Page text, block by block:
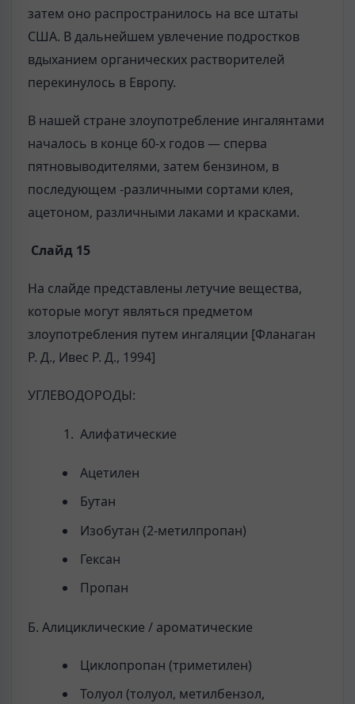
затем оно распространилось на все штаты
США. В дальнейшем увлечение подростков
вдыханием орга­нических растворителей
перекинулось в Европу.
В нашей стране злоупотребление ингалянтами
началось в конце 60-х годов — сперва
пятновыводителями, затем бензином, в
последующем -различными сортами клея,
ацетоном, различными лаками и красками.
Слайд 15
На слайде представлены летучие вещества,
которые могут являться предметом
злоупотребления путем ингаляции [Фланаган
Р. Д., Ивес Р. Д., 1994]
УГЛЕВОДОРОДЫ:
Алифатические
Ацетилен
Бутан
Изобутан (2-метилпропан)
Гексан
Пропан
Б. Алициклические / ароматические
Циклопропан (триметилен)
Толуол (толуол, метилбензол,